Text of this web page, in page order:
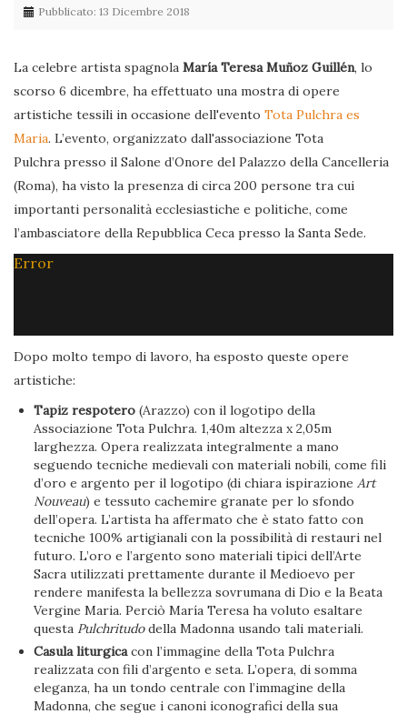
Pubblicato: 13 Dicembre 2018
La celebre artista spagnola María Teresa Muñoz Guillén, lo
scorso 6 dicembre, ha effettuato una mostra di opere
artistiche tessili in occasione dell'evento Tota Pulchra es
Maria. L’evento, organizzato dall'associazione Tota
Pulchra presso il Salone d’Onore del Palazzo della Cancelleria
(Roma), ha visto la presenza di circa 200 persone tra cui
importanti personalità ecclesiastiche e politiche, come
l’ambasciatore della Repubblica Ceca presso la Santa Sede.
Error
Dopo molto tempo di lavoro, ha esposto queste opere
artistiche:
Tapiz respotero (Arazzo) con il logotipo della
Associazione Tota Pulchra. 1,40m altezza x 2,05m
larghezza. Opera realizzata integralmente a mano
seguendo tecniche medievali con materiali nobili, come fili
d’oro e argento per il logotipo (di chiara ispirazioneArt
Nouveau) e tessuto cachemire granate per lo sfondo
dell’opera. L’artista ha affermato che è stato fatto con
tecniche 100% artigianali con la possibilità di restauri nel
futuro. L’oro e l’argento sono materiali tipici dell’Arte
Sacra utilizzati prettamente durante il Medioevo per
rendere manifesta la bellezza sovrumana di Dio e la Beata
Vergine Maria. Perciò María Teresa ha voluto esaltare
questa Pulchritudodella Madonna usando tali materiali.
Casula liturgicacon l’immagine della Tota Pulchra
realizzata con fili d’argento e seta. L’opera, di somma
eleganza, ha un tondo centrale con l’immagine della
Madonna, che segue i canoni iconografici della sua